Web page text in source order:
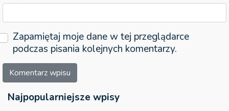
Zapamiętaj moje dane w tej przeglądarce
podczas pisania kolejnych komentarzy.
Najpopularniejsze wpisy